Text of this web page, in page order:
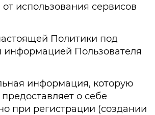
использования сервисов
Политики под
информацией Пользователя
информация, которую
о себе
при регистрации (создании